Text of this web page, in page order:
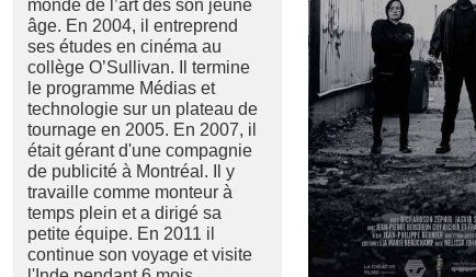
monde de l’art dès son jeune
âge. En 2004, il entreprend
ses études en cinéma au
collège O’Sullivan. Il termine
le programme Médias et
technologie sur un plateau de
tournage en 2005. En 2007, il
était gérant d'une compagnie
de publicité à Montréal. Il y
travaille comme monteur à
temps plein et a dirigé sa
petite équipe. En 2011 il
continue son voyage et visite